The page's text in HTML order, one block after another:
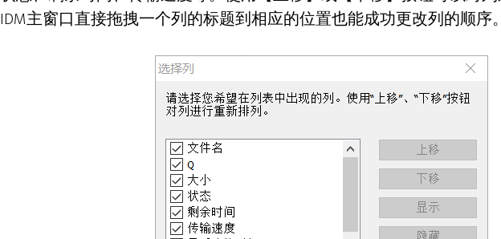
IDM主窗口直接拖拽一个列的标题到相应的位置也能成功更改列的顺序